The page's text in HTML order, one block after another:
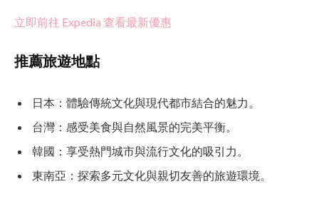
立即前往 Expedia 查看最新優惠
推薦旅遊地點
日本：體驗傳統文化與現代都市結合的魅力。
台灣：感受美食與自然風景的完美平衡。
韓國：享受熱門城市與流行文化的吸引力。
東南亞：探索多元文化與親切友善的旅遊環境。